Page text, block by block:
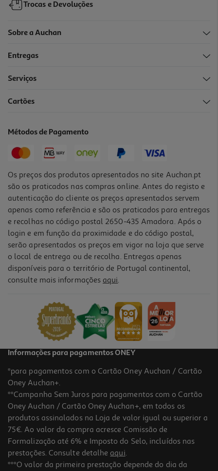
Trocas e Devoluções
Sobre a Auchan
Entregas
Serviços
Cartões
Métodos de Pagamento
Os preços dos produtos apresentados no site Auchan.pt
são os praticados nas compras online. Antes do registo e
autenticação do cliente os preços apresentados servem
apenas como referência e são os praticados para entregas
e recolhas no código postal 2650-435 Amadora. Após o
login e em função da proximidade e do código postal,
serão apresentados os preços em vigor na loja que serve
o local de entrega ou de recolha. Entregas apenas
disponíveis para o território de Portugal continental,
consulte mais informações aqui.
Informações para pagamentos ONEY
*para pagamentos com o Cartão Oney Auchan / Cartão
Oney Auchan+.
**Campanha Sem Juros para pagamentos com o Cartão
Oney Auchan / Cartão Oney Auchan+, em todos os
produtos assinalados na Loja de valor igual ou superior a
75€. Ao valor da compra acresce Comissão de
Formalização até 6% e Imposto do Selo, incluídos nas
prestações. Consulte detalhe aqui.
***O valor da primeira prestação depende do dia da